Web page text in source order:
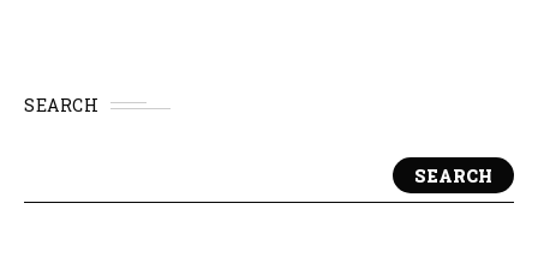
SEARCH
SEARCH